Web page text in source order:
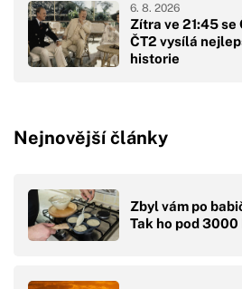
Zítra ve 21:45 se
ČT2 vysílá
historie
6. 8. 2026
Nejnovější články
Zbyl vám po
Tak ho pod